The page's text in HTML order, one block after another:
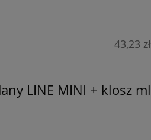
43,23 zł
LINE MINI + klosz